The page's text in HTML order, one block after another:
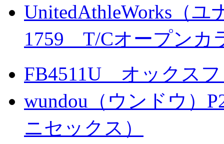
UnitedAthleWorks（
1759 T/Cオープンカ
FB4511U オックス
wundou（ウンドウ）
ニセックス）